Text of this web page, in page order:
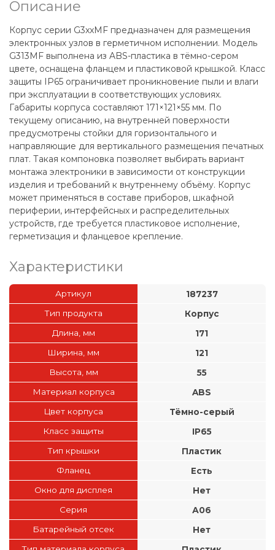
Описание
Корпус серии G3xxMF предназначен для размещения
электронных узлов в герметичном исполнении. Модель
G313MF выполнена из ABS-пластика в тёмно-сером
цвете, оснащена фланцем и пластиковой крышкой. Класс
защиты IP65 ограничивает проникновение пыли и влаги
при эксплуатации в соответствующих условиях.
Габариты корпуса составляют 171×121×55 мм. По
текущему описанию, на внутренней поверхности
предусмотрены стойки для горизонтального и
направляющие для вертикального размещения печатных
плат. Такая компоновка позволяет выбирать вариант
монтажа электроники в зависимости от конструкции
изделия и требований к внутреннему объёму. Корпус
может применяться в составе приборов, шкафной
периферии, интерфейсных и распределительных
устройств, где требуется пластиковое исполнение,
герметизация и фланцевое крепление.
Характеристики
Артикул
187237
Тип продукта
Корпус
Длина, мм
171
Ширина, мм
121
Высота, мм
55
Материал корпуса
ABS
Цвет корпуса
Тёмно-серый
Класс защиты
IP65
Тип крышки
Пластик
Фланец
Есть
Окно для дисплея
Нет
Серия
А06
Батарейный отсек
Нет